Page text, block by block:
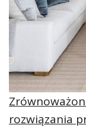
rozwiązania